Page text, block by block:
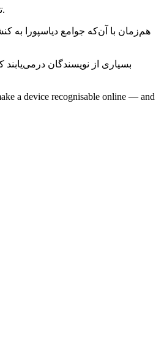
تبعید می‌تواند به نویسندگان فاصله، دیده‌شدن و آزادی تازه‌ای برای سخن گفتن بدهد. اما همین امر می‌تواند آنان را برای رژیم‌هایی که پشت سر گذاشته‌اند، تهدیدآمیزتر کند.
هم‌زمان با آن‌که جوامع دیاسپورا به
بسیاری از نویسندگان
a device recognisable online — and